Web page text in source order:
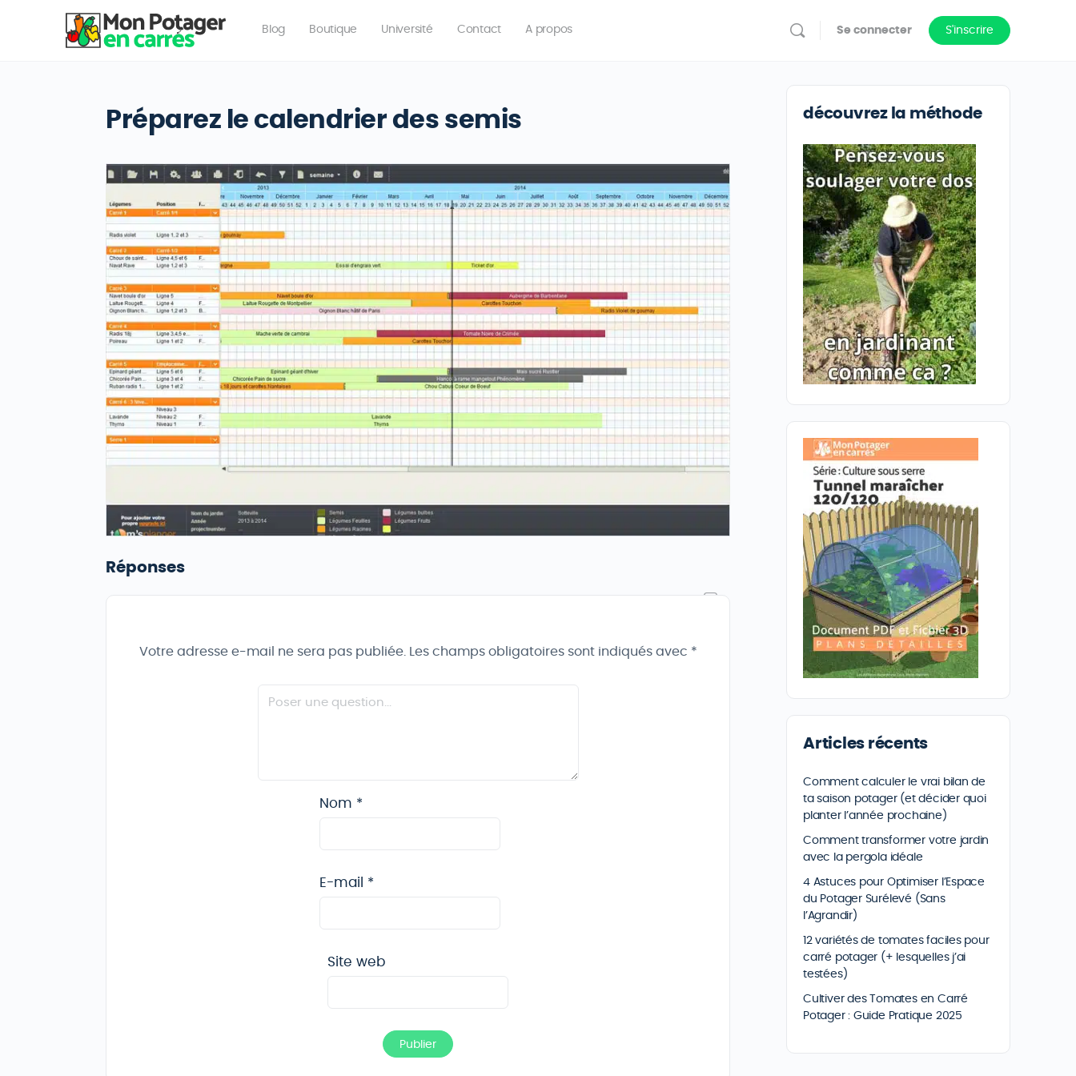
Blog Boutique Université Contact A propos Se connecter S'inscrire
Préparez le calendrier des semis
Réponses
Votre adresse e-mail ne sera pas publiée. Les champs obligatoires sont indiqués avec *
Nom *
E-mail *
Site web
découvrez la méthode
Articles récents
Comment calculer le vrai bilan de
ta saison potager (et décider quoi
planter l’année prochaine)
Comment transformer votre jardin
avec la pergola idéale
4 Astuces pour Optimiser l’Espace
du Potager Surélevé (Sans
l’Agrandir)
12 variétés de tomates faciles pour
carré potager (+ lesquelles j’ai
testées)
Cultiver des Tomates en Carré
Potager : Guide Pratique 2025